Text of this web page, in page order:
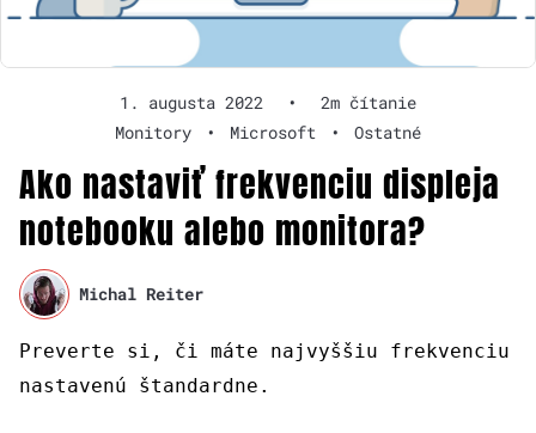
1. augusta 2022 •
2m čítanie
Monitory
• Microsoft • Ostatné
Ako nastaviť frekvenciu displeja
notebooku alebo monitora?
Michal Reiter
Preverte si, či máte najvyššiu frekvenciu
nastavenú štandardne.